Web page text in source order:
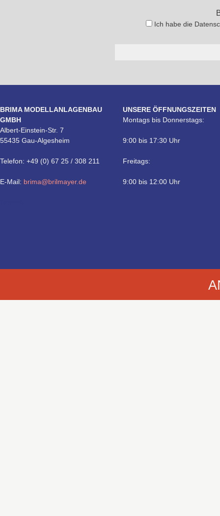
Ich habe die
BRIMA MODELLANLAGENBAU
GMBH
Albert-Einstein-Str. 7
55435 Gau-Algesheim
Telefon: +49 (0) 67 25 / 308 211
E-Mail: brima@brilmayer.de
UNSERE ÖFFNUNGSZEITEN
Montags bis Donnerstags:
9:00 bis 17:30 Uhr
Freitags:
9:00 bis 12:00 Uhr